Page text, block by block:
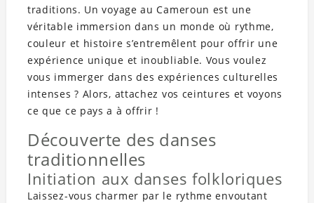
traditions. Un voyage au Cameroun est une
véritable immersion dans un monde où rythme,
couleur et histoire s’entremêlent pour offrir une
expérience unique et inoubliable. Vous voulez
vous immerger dans des expériences culturelles
intenses ? Alors, attachez vos ceintures et voyons
ce que ce pays a à offrir !
Découverte des danses
traditionnelles
Initiation aux danses folkloriques
Laissez-vous charmer par le rythme envoutant